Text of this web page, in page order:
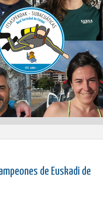
de Euskadi de